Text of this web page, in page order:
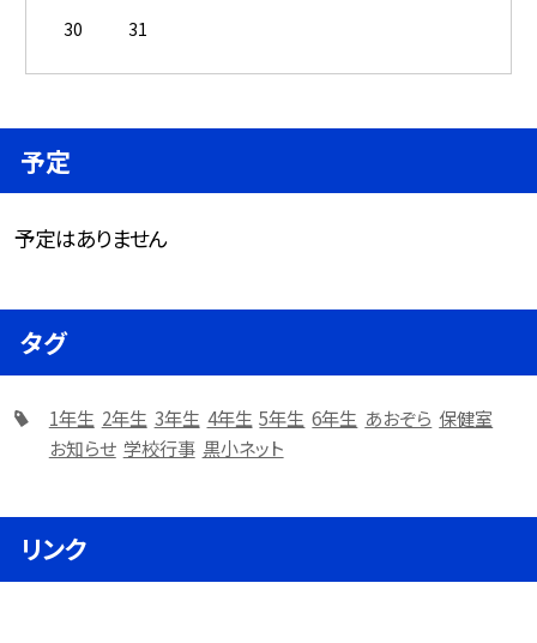
30
31
予定
予定はありません
タグ
1年生 2年生 3年生 4年生 5年生 6年生 あおぞら 保健室
お知らせ 学校行事 黒小ネット
リンク